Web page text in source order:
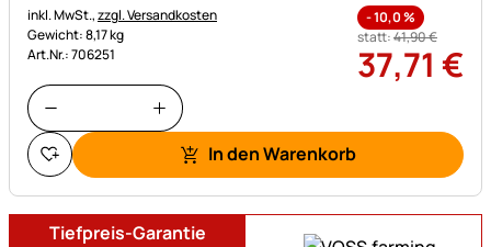
Steuerhinweis:
inkl. MwSt.,zzgl. Versandkosten
Gewicht: 8,17 kg
Art.Nr.: 706251
-10,0%
statt:41,90€
37,71 €
In den Warenkorb
Tiefpreis-Garantie